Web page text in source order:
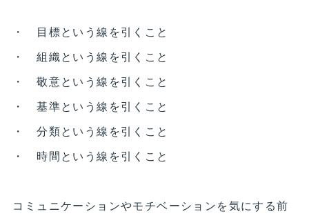
・ 目標という線を引くこと
・ 組織という線を引くこと
・ 敬意という線を引くこと
・ 基準という線を引くこと
・ 分類という線を引くこと
・ 時間という線を引くこと
コミュニケーションやモチベーションを気にする前